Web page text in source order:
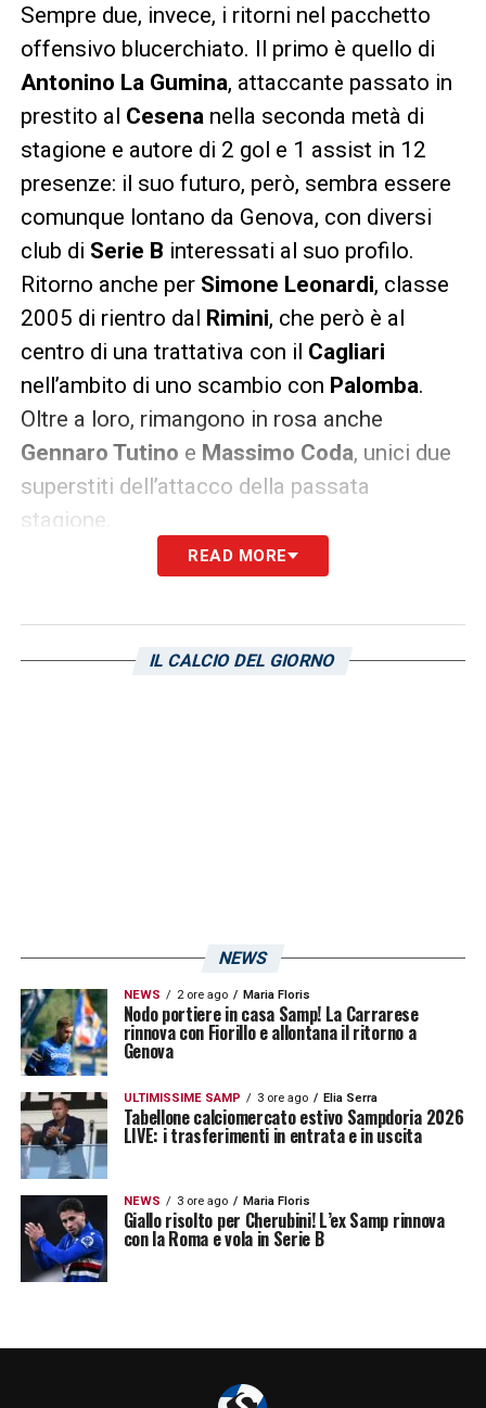
Sempre due, invece, i ritorni nel pacchetto
offensivo blucerchiato. Il primo è quello di
Antonino La Gumina, attaccante passato in
prestito al Cesenanella seconda metà di
stagione e autore di 2 gol e 1 assist in 12
presenze: il suo futuro, però, sembra essere
comunque lontano da Genova, con diversi
club di Serie B interessati al suo profilo.
Ritorno anche per Simone Leonardi, classe
2005 di rientro dal Rimini, che però è al
centro di una trattativa con il Cagliari
nell’ambito di uno scambio con Palomba.
Oltre a loro, rimangono in rosa anche
Gennaro Tutino e Massimo Coda, unici due
superstiti dell’attacco della passata
stagione.
READ MORE
IL CALCIO DEL GIORNO
NEWS
NEWS 2 ore ago Maria Floris
Nodo portiere in casa Samp! La Carrarese
rinnova con Fiorillo e allontana il ritorno a
Genova
ULTIMISSIME SAMP 3 ore ago Elia Serra
Tabellone calciomercato estivo Sampdoria 2026
LIVE: i trasferimenti in entrata e in uscita
NEWS 3 ore ago Maria Floris
Giallo risolto per Cherubini! L’ex Samp rinnova
con la Roma e vola in Serie B